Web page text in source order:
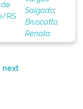
RS
Salgado;
Bruscatto,
Renata
next